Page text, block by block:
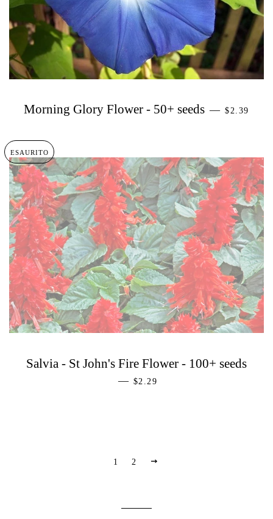
Morning Glory Flower - 50+ seeds — PREZZO
$2.39
ESAURITO
Salvia - St John's Fire Flower - 100+ seeds
— PREZZO DI LISTINO
$2.29
1 2